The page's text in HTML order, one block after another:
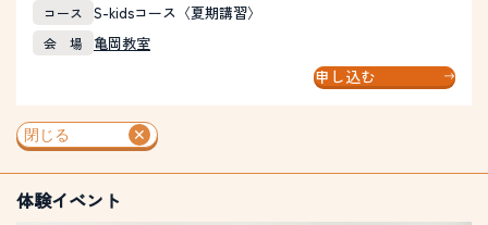
コース S-kidsコース〈夏期講習〉
会 場 亀岡教室
申し込む
体験イベント